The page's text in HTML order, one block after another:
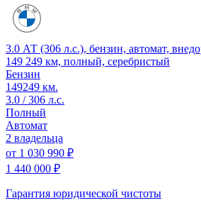
3.0 АТ (306 л.с.), бензин, автомат,
149 249 км, полный, серебристый
Бензин
149249 км.
3.0 / 306 л.с.
Полный
Автомат
2 владельца
от 1 030 990 ₽
1 440 000 ₽
Гарантия юридической чистоты